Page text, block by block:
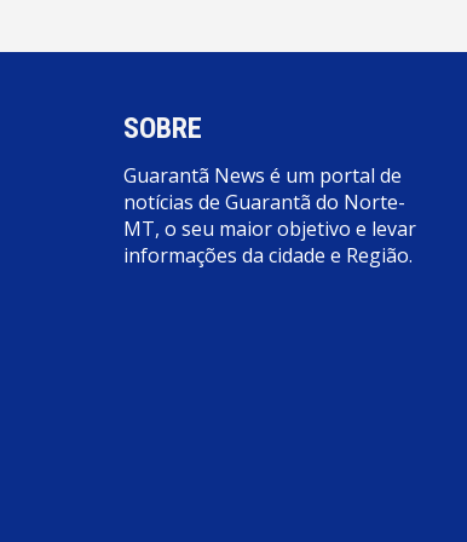
SOBRE
Guarantã News é um portal de
notícias de Guarantã do Norte-
MT, o seu maior objetivo e levar
informações da cidade e Região.